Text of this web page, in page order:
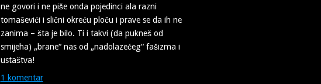
ne govori i ne piše onda pojedinci ala razni
tomaševići i slični okreću ploču i prave se da ih ne
zanima – šta je bilo. Ti i takvi (da pukneš od
smijeha) „brane“ nas od „nadolazećeg“ fašizma i
ustaštva!
1 komentar